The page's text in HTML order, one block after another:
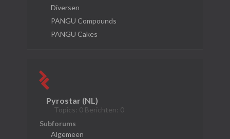
Diversen
PANGU Compounds
PANGU Cakes
Pyrostar (NL)
Topics: 0 Berichten: 0
Subforums
Algemeen